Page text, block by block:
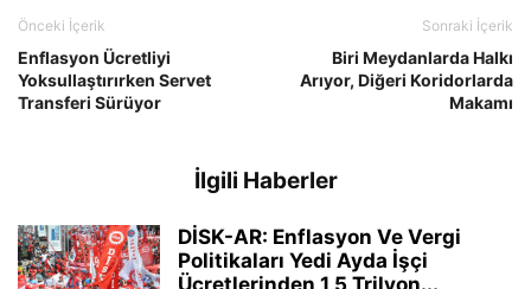
Önceki İçerik
Enflasyon Ücretliyi
Yoksullaştırırken Servet
Transferi Sürüyor
Sonraki İçerik
Biri Meydanlarda Halkı
Arıyor, Diğeri Koridorlarda
Makamı
İlgili Haberler
DİSK-AR: Enflasyon Ve Vergi
Politikaları Yedi Ayda İşçi
Ücretlerinden 1,5 Trilyon...